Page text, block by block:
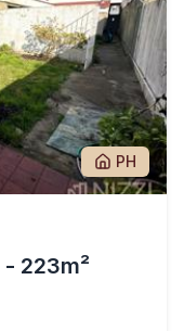
PH
- 223m²